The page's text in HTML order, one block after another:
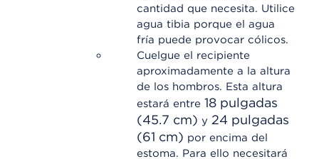
cantidad que necesita. Utilice
agua tibia porque el agua
fría puede provocar cólicos.
Cuelgue el recipiente
aproximadamente a la altura
de los hombros. Esta altura
estará entre 18 pulgadas
(45.7 cm) y 24 pulgadas
(61 cm) por encima del
estoma. Para ello necesitará